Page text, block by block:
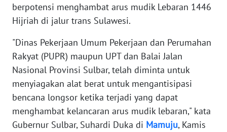
berpotensi menghambat arus mudik Lebaran 1446
Hijriah di jalur trans Sulawesi.
"Dinas Pekerjaan Umum Pekerjaan dan Perumahan
Rakyat (PUPR) maupun UPT dan Balai Jalan
Nasional Provinsi Sulbar, telah diminta untuk
menyiagakan alat berat untuk mengantisipasi
bencana longsor ketika terjadi yang dapat
menghambat kelancaran arus mudik lebaran," kata
Gubernur Sulbar, Suhardi Duka di Mamuju, Kamis
REDAKSI
KARIR
DISCLAIMER
Wahana
News
Regional